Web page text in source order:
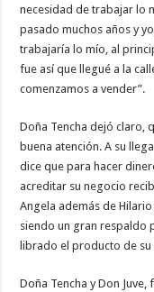
necesidad de trabajar lo
pasado muchos años y
trabajaría lo mío, al
fue así que llegué a la
comenzamos a vender”.
Doña Tencha dejó claro,
buena atención. A su
dice que para hacer
acreditar su negocio
Angela además de
siendo un gran respaldo
librado el producto de
Doña Tencha y Don